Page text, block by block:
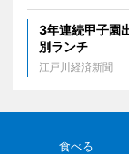
3年連続甲子園
別ランチ
江戸川経済新聞
食べる